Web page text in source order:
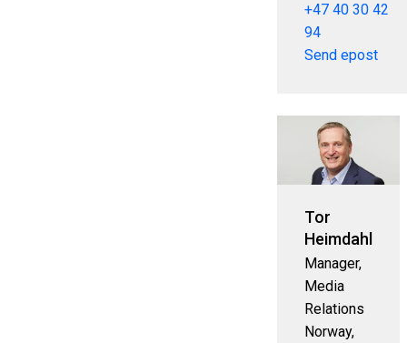
+47 40 30 42
94
Send epost
Tor
Heimdahl
Manager,
Media
Relations
Norway,